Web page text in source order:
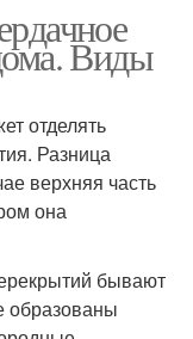
Виды
отделять
Разница
верхняя часть
она
бывают